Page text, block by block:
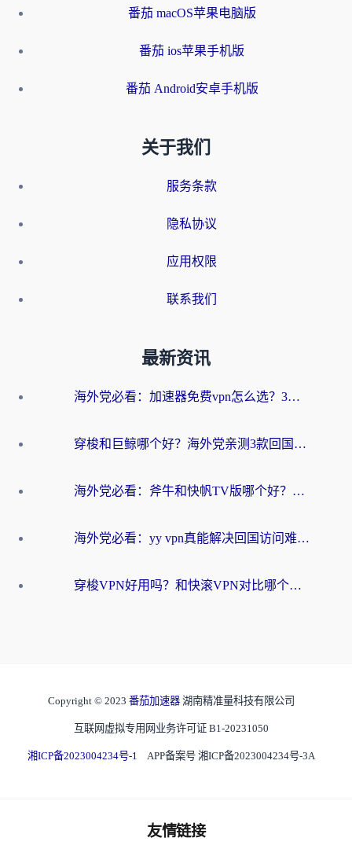
番茄 macOS苹果电脑版
番茄 ios苹果手机版
番茄 Android安卓手机版
关于我们
服务条款
隐私协议
应用权限
联系我们
最新资讯
海外党必看：加速器免费vpn怎么选？3步教你无缝访问国内资源
穿梭和巨鲸哪个好？海外党亲测3款回国加速器，教你避开90%的坑
海外党必看：斧牛和快帆TV版哪个好？3分钟选对回国加速器，无缝刷B站、追热剧
海外党必看：yy vpn真能解决回国访问难题？附云极initap测评+免费方案对比
穿梭VPN好用吗？和快滚VPN对比哪个回国效果更好？海外党选回国加速器必看指南
Copyright © 2023 番茄加速器 湖南精准量科技有限公司
互联网虚拟专用网业务许可证 B1-20231050
湘ICP备2023004234号-1 APP备案号 湘ICP备2023004234号-3A
友情链接